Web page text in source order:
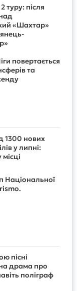
туру: після
«Шахтар»
повертається
та
1300 нових
у липні:
Національної
пісні
драма про
поліграф